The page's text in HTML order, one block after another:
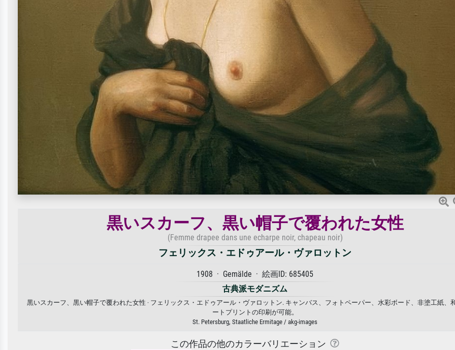
黒いスカーフ、黒い帽子で覆われた女性
(Femme drapee dans une echarpe noir, chapeau noir)
フェリックス・エドゥアール・ヴァロットン
1908 · Gemälde · 絵画ID: 685405
古典派モダニズム
黒いスカーフ、黒い帽子で覆われた女性 · フェリックス・エドゥアール・ヴァロットン. キャンバス、フォトペーパー、水彩ボード、非塗工紙、
ートプリントの印刷が可能。
St. Petersburg, Staatliche Ermitage / akg-images
この作品の他のカラーバリエーション